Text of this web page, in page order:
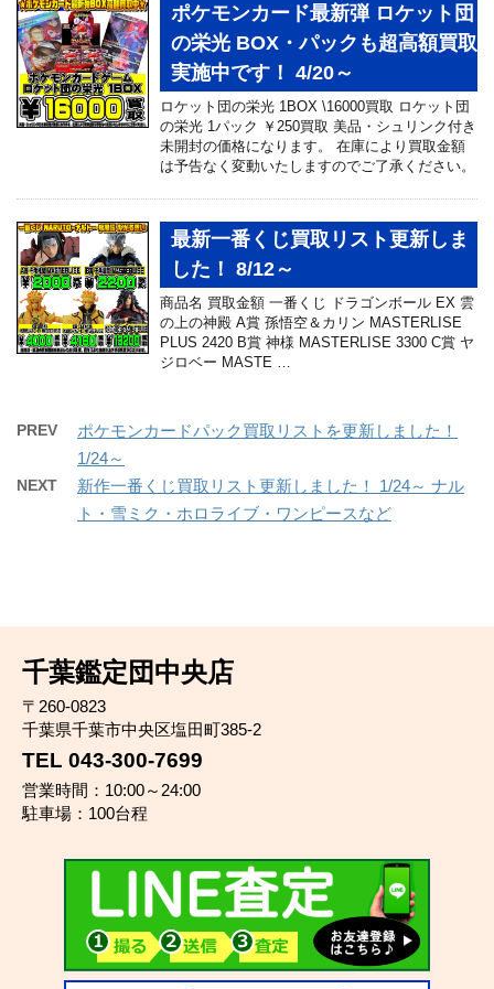
ポケモンカード最新弾 ロケット団
の栄光 BOX・パックも超高額買取
実施中です！ 4/20～
ロケット団の栄光 1BOX \16000買取 ロケット団
の栄光 1パック ￥250買取 美品・シュリンク付き
未開封の価格になります。 在庫により買取金額
は予告なく変動いたしますのでご了承ください。
最新一番くじ買取リスト更新しま
した！ 8/12～
商品名 買取金額 一番くじ ドラゴンボール EX 雲
の上の神殿 A賞 孫悟空＆カリン MASTERLISE
PLUS 2420 B賞 神様 MASTERLISE 3300 C賞 ヤ
ジロベー MASTE …
PREV
ポケモンカードパック買取リストを更新しました！
1/24～
NEXT
新作一番くじ買取リスト更新しました！ 1/24～ ナル
ト・雪ミク・ホロライブ・ワンピースなど
千葉鑑定団中央店
〒260-0823
千葉県千葉市中央区塩田町385-2
TEL 043-300-7699
営業時間：10:00～24:00
駐車場：100台程